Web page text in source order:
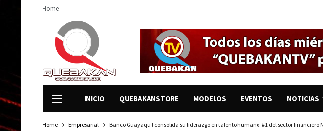
Home
INICIO QUEBAKANSTORE MODELOS EVENTOS NOTICIAS
Home Empresarial Banco Guayaquil consolida su liderazgo en talento humano: #1 del sector financiero